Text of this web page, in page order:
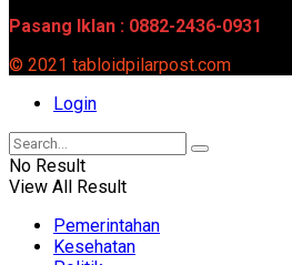
Pasang Iklan : 0882-2436-0931
© 2021 tabloidpilarpost.com
Login
No Result
View All Result
Pemerintahan
Kesehatan